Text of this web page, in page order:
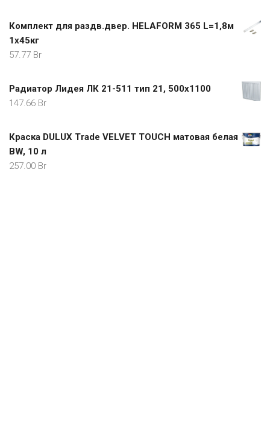
Комплект для раздв.двер. HELAFORM 365 L=1,8м
1х45кг
57.77 Br
Радиатор Лидея ЛК 21-511 тип 21, 500х1100
147.66 Br
Краска DULUX Trade VELVET TOUCH матовая белая
BW, 10 л
257.00 Br